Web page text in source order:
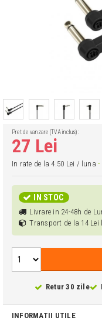
Pret de vanzare (TVA inclus):
27 Lei
In rate de la 4.50 Lei / luna-
IN STOC
Livrare in 24-48h de
Transport de la 14 Lei
Retur 30 zile
INFORMATII UTILE